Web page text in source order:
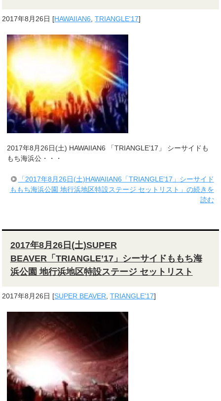
2017年8月26日 [HAWAIIAN6 ,TRIANGLE'17]
2017年8月26日(土) HAWAIIAN6 「TRIANGLE’17」 シーサイドも
もち海浜公・・・
「2017年8月26日(土)HAWAIIAN6「TRIANGLE’17」シーサイド
ももち海浜公園 地行浜地区特設ステージ セットリスト」の続きを
読む
2017年8月26日(土)SUPER
BEAVER「TRIANGLE’17」シーサイドももち海
浜公園 地行浜地区特設ステージ セットリスト
2017年8月26日 [SUPER BEAVER,TRIANGLE'17]